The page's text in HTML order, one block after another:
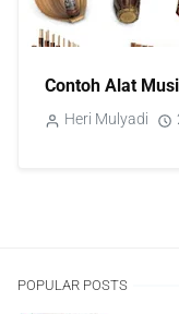
Contoh Alat
Heri Mulyadi
POPULAR POSTS